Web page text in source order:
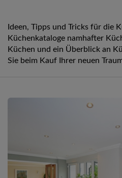
Ideen, Tipps und Tricks für die
Küchenkataloge namhafter
Küchen und ein Überblick an
Sie beim Kauf Ihrer neuen